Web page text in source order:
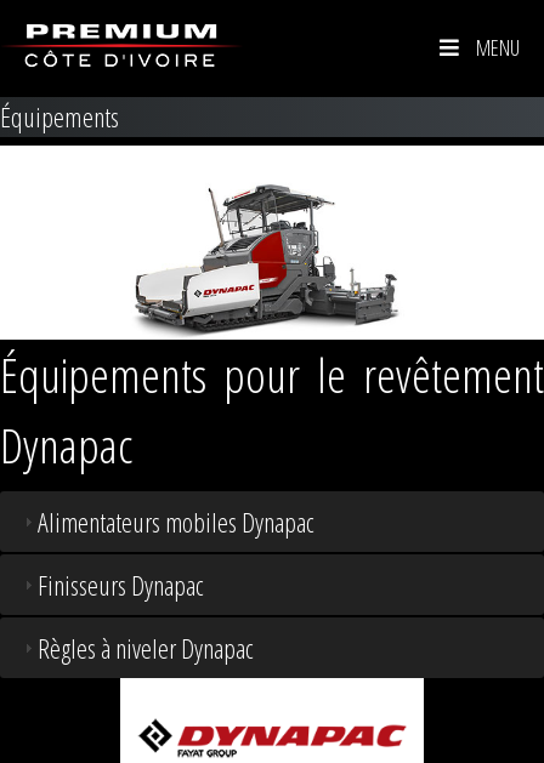
MENU
Équipements
Équipements pour le revêtement
Dynapac
Alimentateurs mobiles Dynapac
Finisseurs Dynapac
Règles à niveler Dynapac